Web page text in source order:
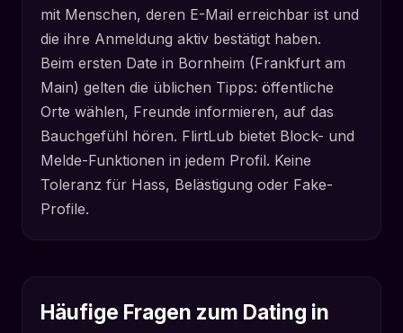
mit Menschen, deren E-Mail erreichbar ist und
die ihre Anmeldung aktiv bestätigt haben.
Beim ersten Date in Bornheim (Frankfurt am
Main) gelten die üblichen Tipps: öffentliche
Orte wählen, Freunde informieren, auf das
Bauchgefühl hören. FlirtLub bietet Block- und
Melde-Funktionen in jedem Profil. Keine
Toleranz für Hass, Belästigung oder Fake-
Profile.
Häufige Fragen zum Dating in